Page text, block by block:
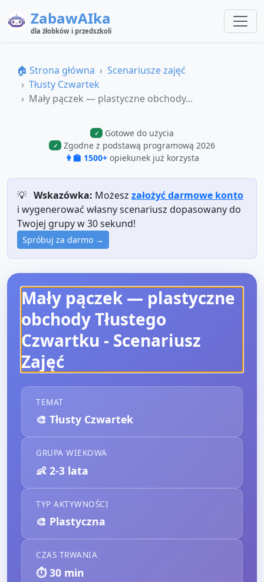
ZabawAIka
dla żłobków i przedszkoli
🏠 Strona główna
Scenariusze zajęć
Tłusty Czwartek
Mały pączek — plastyczne obchody...
✓ Gotowe do użycia
✓
Zgodne z podstawą programową 2026
👩‍🏫 1500+ opiekunek już korzysta
💡 Wskazówka: Możesz założyć darmowe konto
i wygenerować własny scenariusz dopasowany do
Twojej grupy w 30 sekund!
Spróbuj za darmo →
Mały pączek — plastyczne
obchody Tłustego
Czwartku - Scenariusz
Zajęć
TEMAT
🎨 Tłusty Czwartek
GRUPA WIEKOWA
👶 2-3 lata
TYP AKTYWNOŚCI
🎨 Plastyczna
CZAS TRWANIA
⏱️30 min